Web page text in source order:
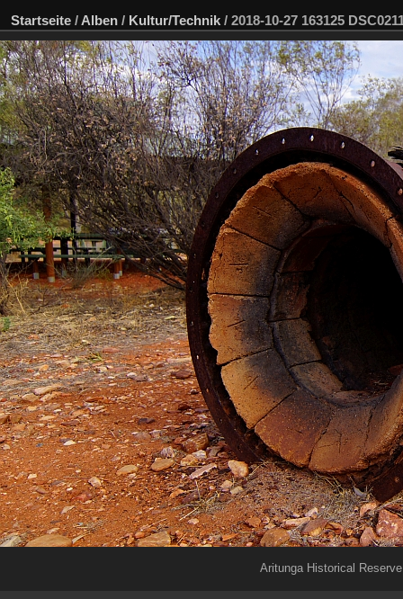
Startseite / Alben / Kultur/Technik / 2018-10-27 163125
Aritunga Historical Reserve